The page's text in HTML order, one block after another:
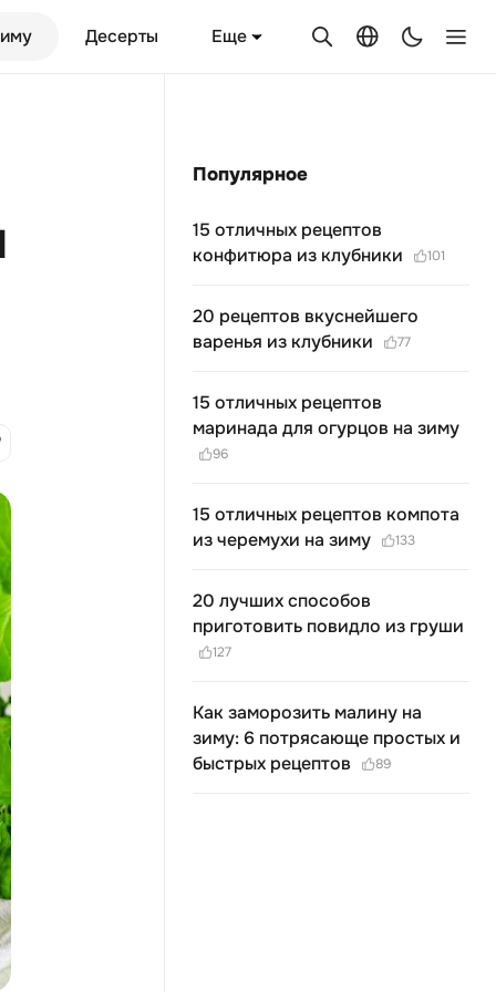
Десерты Еще
Популярное
15 отличных рецептов
конфитюра из клубники
101
20 рецептов вкуснейшего
варенья из клубники
77
15 отличных рецептов
маринада для огурцов на зиму
96
15 отличных рецептов компота
из черемухи на зиму
133
20 лучших способов
приготовить повидло из груши
127
Как заморозить малину на
зиму: 6 потрясающе простых и
быстрых рецептов
89